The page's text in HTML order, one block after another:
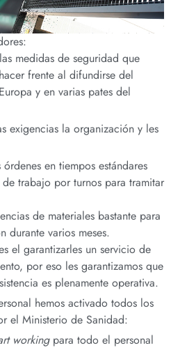
medidas de seguridad que
frente al difundirse del
y en varias pates del
exigencias la organización y les
en tiempos estándares
trabajo por turnos para tramitar
de materiales bastante para
durante varios meses.
el garantizarles un servicio de
por eso les garantizamos que
es plenamente operativa.
hemos activado todos los
el Ministerio de Sanidad:
workingpara todo el personal